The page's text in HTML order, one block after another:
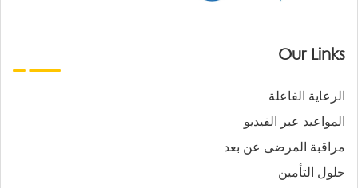
Our Links
الرعاية الفاعلة
المواعيد عبر الفيديو
مراقبة المرضى عن بعد
حلول التأمين